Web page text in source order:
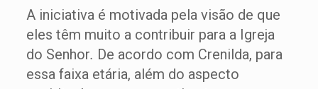
A iniciativa é motivada pela visão de que
eles têm muito a contribuir para a Igreja
do Senhor. De acordo com Crenilda, para
essa faixa etária, além do aspecto